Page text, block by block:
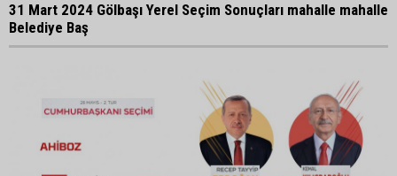
31 Mart 2024 Gölbaşı Yerel Seçim Sonuçları mahalle mahalle
Belediye Baş